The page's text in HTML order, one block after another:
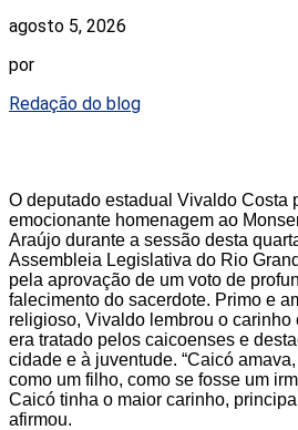
agosto 5, 2026
por
Redação do blog
O deputado estadual Vivaldo Costa
emocionante homenagem ao
Araújo durante a sessão desta
Assembleia Legislativa do Rio
pela aprovação de um voto de
falecimento do sacerdote. Primo e
religioso, Vivaldo lembrou o carinho
era tratado pelos caicoenses e
cidade e à juventude. “Caicó
como um filho, como se fosse um
Caicó tinha o maior carinho,
afirmou.